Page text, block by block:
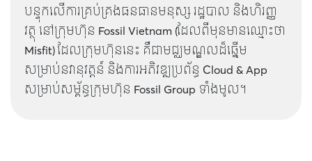
បន្ទុកលើការគ្រប់គ្រងធនធានមនុស្ស រដ្ឋបាល និងហិរញ្ញ
វត្ថុ នៅក្រុមហ៊ុន Fossil Vietnam (ដែលពីមុនមានឈ្មោះថា
Misfit) ដែលក្រុមហ៊ុននេះ គឺជាមជ្ឈមណ្ឌលដ៏ឆ្នើម
សម្រាប់នវានុវត្តន៍ និងការអភិវឌ្ឍប្រព័ន្ធ Cloud & App
សម្រាប់សម្ព័ន្ធក្រុមហ៊ុន Fossil Group ទាំងមូល។